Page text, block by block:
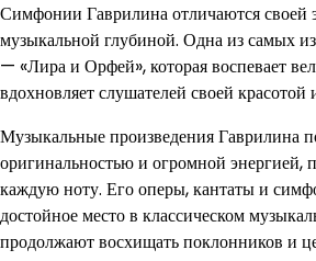
Симфонии Гаврилина отличаются своей
музыкальной глубиной. Одна из самых
— «Лира и Орфей», которая воспевает
вдохновляет слушателей своей
Музыкальные произведения Гаврилина
оригинальностью и огромной
каждую ноту. Его оперы, кантаты и
достойное место в классическом
продолжают восхищать поклонников и